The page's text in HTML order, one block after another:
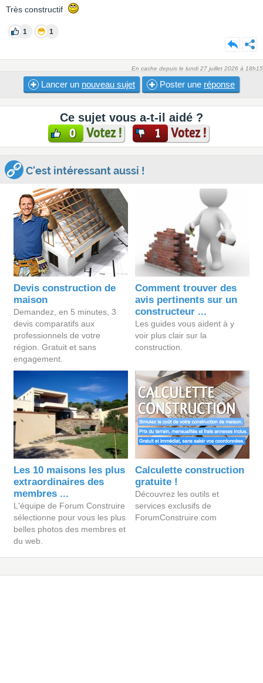
Très constructif
1 1
En cache depuis le lundi 27 juillet 2026 à 18h15
Lancer un nouveau sujet Poster une réponse
Ce sujet vous a-t-il aidé ?
0 Votez ! 1 Votez !
C'est intéressant aussi !
Devis construction de
maison
Demandez, en 5 minutes, 3
devis comparatifs aux
professionnels de votre
région. Gratuit et sans
engagement.
Comment trouver des
avis pertinents sur un
constructeur ...
Les guides vous aident à y
voir plus clair sur la
construction.
Les 10 maisons les plus
extraordinaires des
membres ...
L'équipe de Forum Construire
sélectionne pour vous les plus
belles photos des membres et
du web.
Calculette construction
gratuite !
Découvrez les outils et
services exclusifs de
ForumConstruire.com